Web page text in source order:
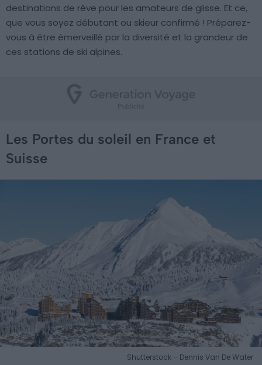
destinations de rêve pour les amateurs de glisse. Et ce,
que vous soyez débutant ou skieur confirmé ! Préparez-
vous à être émerveillé par la diversité et la grandeur de
ces stations de ski alpines.
Les Portes du soleil en France et
Suisse
Shutterstock – Dennis Van De Water